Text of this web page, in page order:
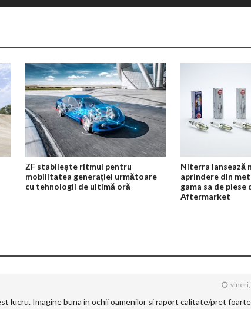
ZF stabilește ritmul pentru
mobilitatea generației următoare
cu tehnologii de ultimă oră
Niterra lansează
aprindere din
gama sa de piese
Aftermarket
vineri,
lucru. Imagine buna in ochii oamenilor si raport calitate/pret